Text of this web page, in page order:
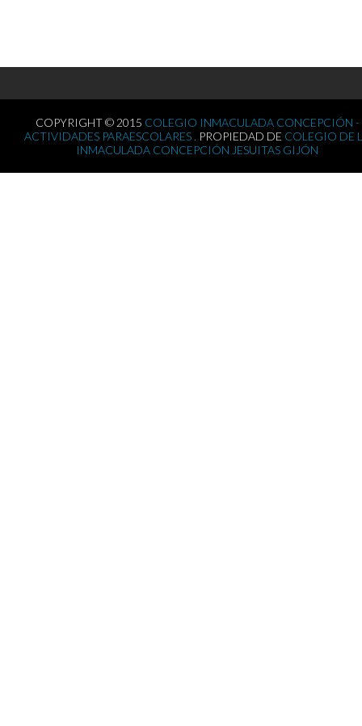
COPYRIGHT © 2015 COLEGIO INMACULADA CONCEPCIÓN -
ACTIVIDADES PARAESCOLARES . PROPIEDAD DE COLEGIO DE
INMACULADA CONCEPCIÓN JESUITAS GIJÓN